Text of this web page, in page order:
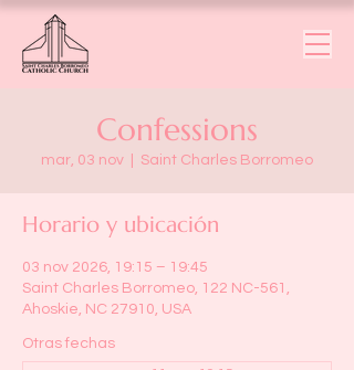
Confessions
mar, 03 nov Saint Charles Borromeo
Horario y ubicación
03 nov 2026, 19:15 – 19:45
Saint Charles Borromeo, 122 NC-561,
Ahoskie, NC 27910, USA
Otras fechas